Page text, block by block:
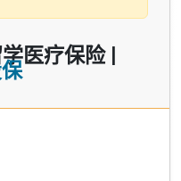
医疗保险 |